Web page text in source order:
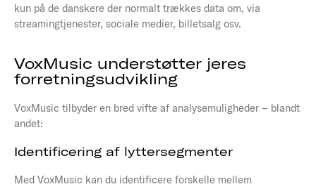
kun på de danskere der normalt trækkes data om, via
streamingtjenester, sociale medier, billetsalg osv.
VoxMusic understøtter jeres
forretningsudvikling
VoxMusic tilbyder en bred vifte af analysemuligheder – blandt
andet:
Identificering af lyttersegmenter
Med VoxMusic kan du identificere forskelle mellem